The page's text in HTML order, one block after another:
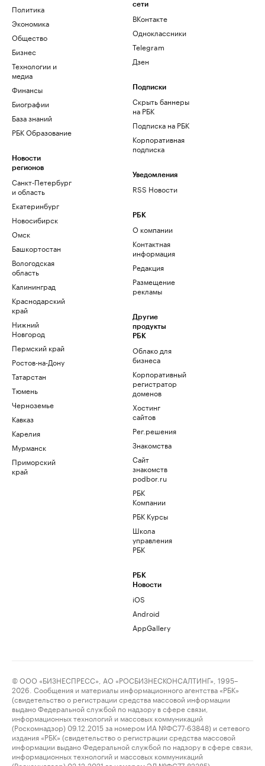
Политика
Экономика
Общество
Бизнес
Технологии и
медиа
Финансы
Биографии
База знаний
РБК Образование
Новости
регионов
Санкт-Петербург
и область
Екатеринбург
Новосибирск
Омск
Башкортостан
Вологодская
область
Калининград
Краснодарский
край
Нижний
Новгород
Пермский край
Ростов-на-Дону
Татарстан
Тюмень
Черноземье
Кавказ
Карелия
Мурманск
Приморский
край
сети
ВКонтакте
Одноклассники
Telegram
Дзен
Подписки
Скрыть баннеры
на РБК
Подписка на РБК
Корпоративная
подписка
Уведомления
RSS Новости
РБК
О компании
Контактная
информация
Редакция
Размещение
рекламы
Другие
продукты
РБК
Облако для
бизнеса
Корпоративный
регистратор
доменов
Хостинг
сайтов
Рег.решения
Знакомства
Сайт
знакомств
podbor.ru
РБК
Компании
РБК Курсы
Школа
управления
РБК
РБК
Новости
iOS
Android
AppGallery
© ООО «БИЗНЕСПРЕСС», АО «РОСБИЗНЕСКОНСАЛТИНГ», 1995–
2026. Сообщения и материалы информационного агентства «РБК»
(свидетельство о регистрации средства массовой информации
выдано Федеральной службой по надзору в сфере связи,
информационных технологий и массовых коммуникаций
(Роскомнадзор) 09.12.2015 за номером ИА №ФС77-63848) и сетевого
издания «РБК» (свидетельство о регистрации средства массовой
информации выдано Федеральной службой по надзору в сфере связи,
информационных технологий и массовых коммуникаций